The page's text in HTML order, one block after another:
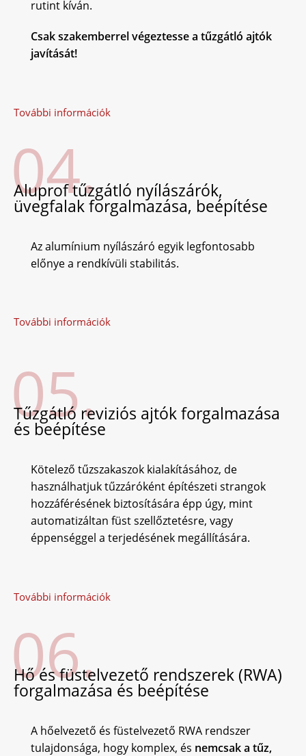
rutint kíván.
Csak szakemberrel végeztesse a tűzgátló ajtók
javítását!
További információk
04.
Aluprof tűzgátló nyílászárók,
üvegfalak forgalmazása, beépítése
Az alumínium nyílászáró egyik legfontosabb
előnye a rendkívüli stabilitás.
További információk
05.
Tűzgátló reviziós ajtók forgalmazása
és beépítése
Kötelező tűzszakaszok kialakításához, de
használhatjuk tűzzáróként építészeti strangok
hozzáférésének biztosítására épp úgy, mint
automatizáltan füst szellőztetésre, vagy
éppenséggel a terjedésének megállítására.
További információk
06.
Hő és füstelvezető rendszerek (RWA)
forgalmazása és beépítése
A hőelvezető és füstelvezető RWA rendszer
tulajdonsága, hogy komplex, és nemcsak a tűz,